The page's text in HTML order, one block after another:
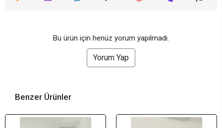
Bu ürün için henüz yorum yapılmadı.
Yorum Yap
Benzer Ürünler